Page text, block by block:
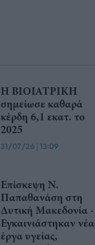
Η ΒΙΟΙΑΤΡΙΚΗ
σημείωσε καθαρά
κέρδη 6,1 εκατ. το
2025
31/07/26 | 13:09
Επίσκεψη Ν.
Παπαθανάση στη
Δυτική Μακεδονία -
Εγκαινιάστηκαν νέα
έργα υγείας,